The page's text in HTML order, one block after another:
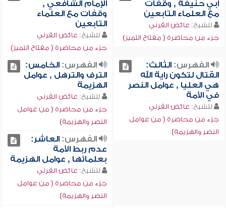
أبي حنيفة , وقفات
مع العلماء التابعين
للشيخ: عائض القرني
جزء من محاضرة ( مفتاح التميز)
الإمام الشافعي ,
وقفات مع العلماء
التابعين
للشيخ: عائض القرني
جزء من محاضرة ( مفتاح التميز)
الفهرس:الثالث:
القتال لتكون راية الله
هي العليا , عوامل النصر
في الأمة
للشيخ: عائض القرني
جزء من محاضرة ( من عوامل
النصر والهزيمة)
الفهرس:الخامس:
الترف والترهل , عوامل
الهزيمة
للشيخ: عائض القرني
جزء من محاضرة ( من عوامل
النصر والهزيمة)
الفهرس:العاشر:
عدم ربط الأمة
بعلمائها , عوامل الهزيمة
للشيخ: عائض القرني
جزء من محاضرة ( من عوامل
النصر والهزيمة)